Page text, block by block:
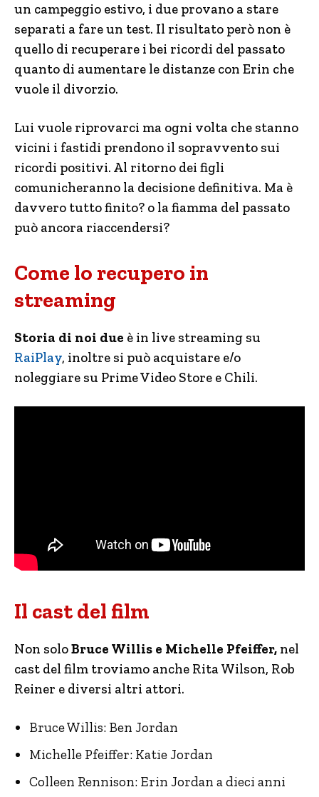
un campeggio estivo, i due provano a stare
separati a fare un test. Il risultato però non è
quello di recuperare i bei ricordi del passato
quanto di aumentare le distanze con Erin che
vuole il divorzio.
Lui vuole riprovarci ma ogni volta che stanno
vicini i fastidi prendono il sopravvento sui
ricordi positivi. Al ritorno dei figli
comunicheranno la decisione definitiva. Ma è
davvero tutto finito? o la fiamma del passato
può ancora riaccendersi?
Come lo recupero in
streaming
Storia di noi due è in live streaming su
RaiPlay, inoltre si può acquistare e/o
noleggiare su Prime Video Store e Chili.
Il cast del film
Non soloBruce Willis e Michelle Pfeiffer, nel
cast del film troviamo anche Rita Wilson, Rob
Reiner e diversi altri attori.
Bruce Willis: Ben Jordan
Michelle Pfeiffer: Katie Jordan
Colleen Rennison: Erin Jordan a dieci anni